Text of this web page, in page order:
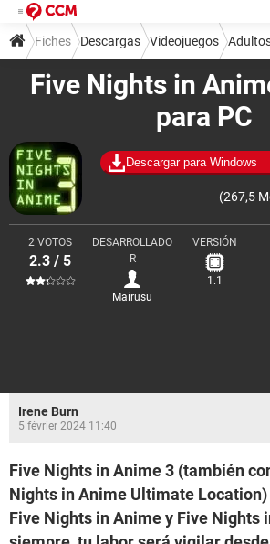
Five Nights in
para PC
Descargar para Windows
(267,5
2 VOTOS
2.3 / 5
DESARROLLADO
R
Mairusu
VERSIÓN
1.1
Fiches Descargas Videojuegos
Irene Burn
5 février 2024 11:40
Five Nights in Anime 3 (también
Nights in Anime Ultimate
Five Nights in Anime y Five Nights